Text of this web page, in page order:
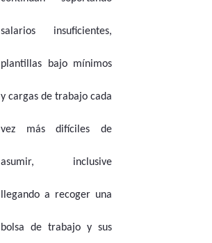
salarios insuficientes,
plantillas bajo mínimos
y cargas de trabajo cada
vez más difíciles de
asumir, inclusive
llegando a recoger una
bolsa de trabajo y sus